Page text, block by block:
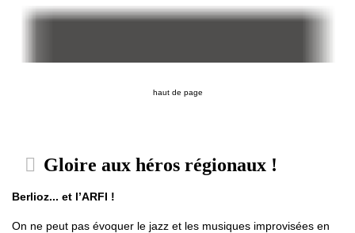
haut de page
Gloire aux héros régionaux !
Berlioz... et l’ARFI !
On ne peut pas évoquer le jazz et les musiques improvisées en